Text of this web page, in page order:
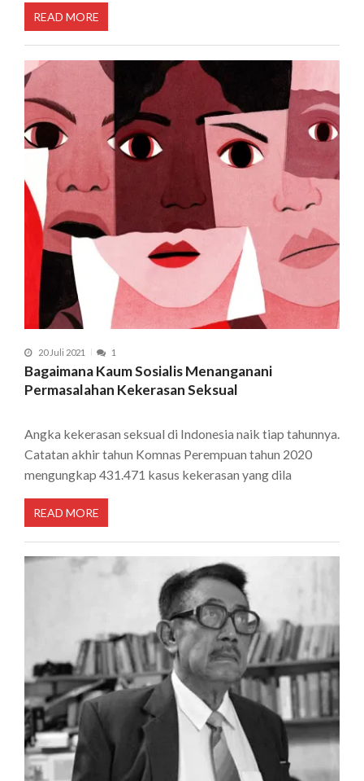
READ MORE
20 Juli 2021 1
Bagaimana Kaum Sosialis Menanganani
Permasalahan Kekerasan Seksual
Angka kekerasan seksual di Indonesia naik tiap tahunnya.
Catatan akhir tahun Komnas Perempuan tahun 2020
mengungkap 431.471 kasus kekerasan yang dila
READ MORE